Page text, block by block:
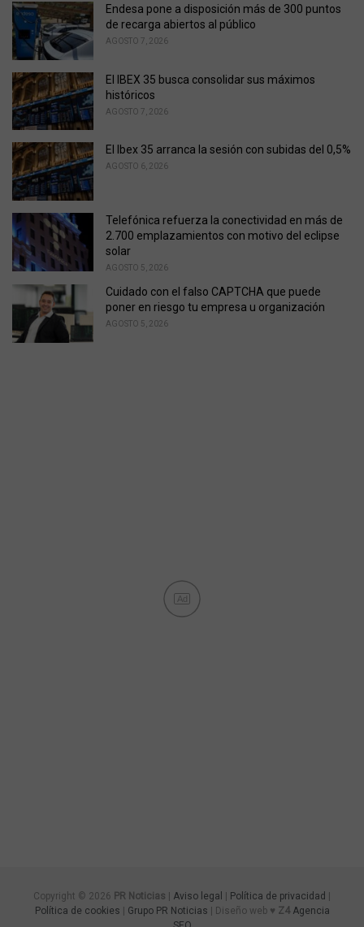
o
r
i
:
Endesa pone a disposición más de 300 puntos
de recarga abiertos al público
AGOSTO 7, 2026
El IBEX 35 busca consolidar sus máximos
históricos
AGOSTO 7, 2026
El Ibex 35 arranca la sesión con subidas del 0,5%
AGOSTO 6, 2026
Telefónica refuerza la conectividad en más de
2.700 emplazamientos con motivo del eclipse
solar
AGOSTO 5, 2026
Cuidado con el falso CAPTCHA que puede
poner en riesgo tu empresa u organización
AGOSTO 5, 2026
Ad
Copyright © 2026 PR Noticias | Aviso legal | Política de privacidad |
Política de cookies | Grupo PR Noticias | Diseño web ♥ Z4 Agencia